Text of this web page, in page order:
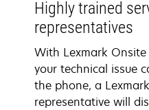
Highly trained
representatives
With Lexmark Onsite
your technical issue
the phone, a
representative will